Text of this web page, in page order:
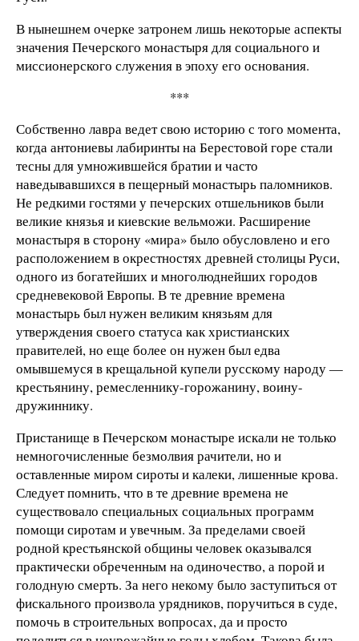
В нынешнем очерке затронем лишь некоторые аспекты
значения Печерского монастыря для социального и
миссионерского служения в эпоху его основания.
***
Собственно лавра ведет свою историю с того момента,
когда антониевы лабиринты на Берестовой горе стали
тесны для умножившейся братии и часто
наведывавшихся в пещерный монастырь паломников.
Не редкими гостями у печерских отшельников были
великие князья и киевские вельможи. Расширение
монастыря в сторону «мира» было обусловлено и его
расположением в окрестностях древней столицы Руси,
одного из богатейших и многолюднейших городов
средневековой Европы. В те древние времена
монастырь был нужен великим князьям для
утверждения своего статуса как христианских
правителей, но еще более он нужен был едва
омывшемуся в крещальной купели русскому народу —
крестьянину, ремесленнику-горожанину, воину-
дружиннику.
Пристанище в Печерском монастыре искали не только
немногочисленные безмолвия рачители, но и
оставленные миром сироты и калеки, лишенные крова.
Следует помнить, что в те древние времена не
существовало специальных социальных программ
помощи сиротам и увечным. За пределами своей
родной крестьянской общины чело­век оказывался
практически обреченным на одиночество, а порой и
голодную смерть. За него некому было заступиться от
фискального произвола урядников, поручиться в суде,
помочь в строительных вопросах, да и просто